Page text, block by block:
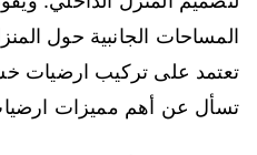
المساحات الجانبية حول
تعتمد على تركيب ارضيات
تسأل عن أهم مميزات